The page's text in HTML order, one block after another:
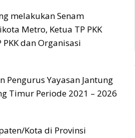
melakukan Senam
Metro, Ketua TP PKK
dan Organisasi
Pengurus Yayasan Jantung
Timur Periode 2021 – 2026
Kota di Provinsi